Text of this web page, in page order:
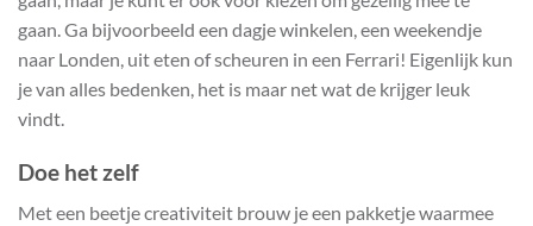
gaan. Ga bijvoorbeeld een dagje winkelen, een weekendje
naar Londen, uit eten of scheuren in een Ferrari! Eigenlijk kun
je van alles bedenken, het is maar net wat de krijger leuk
vindt.
Doe het zelf
Met een beetje creativiteit brouw je een pakketje waarmee